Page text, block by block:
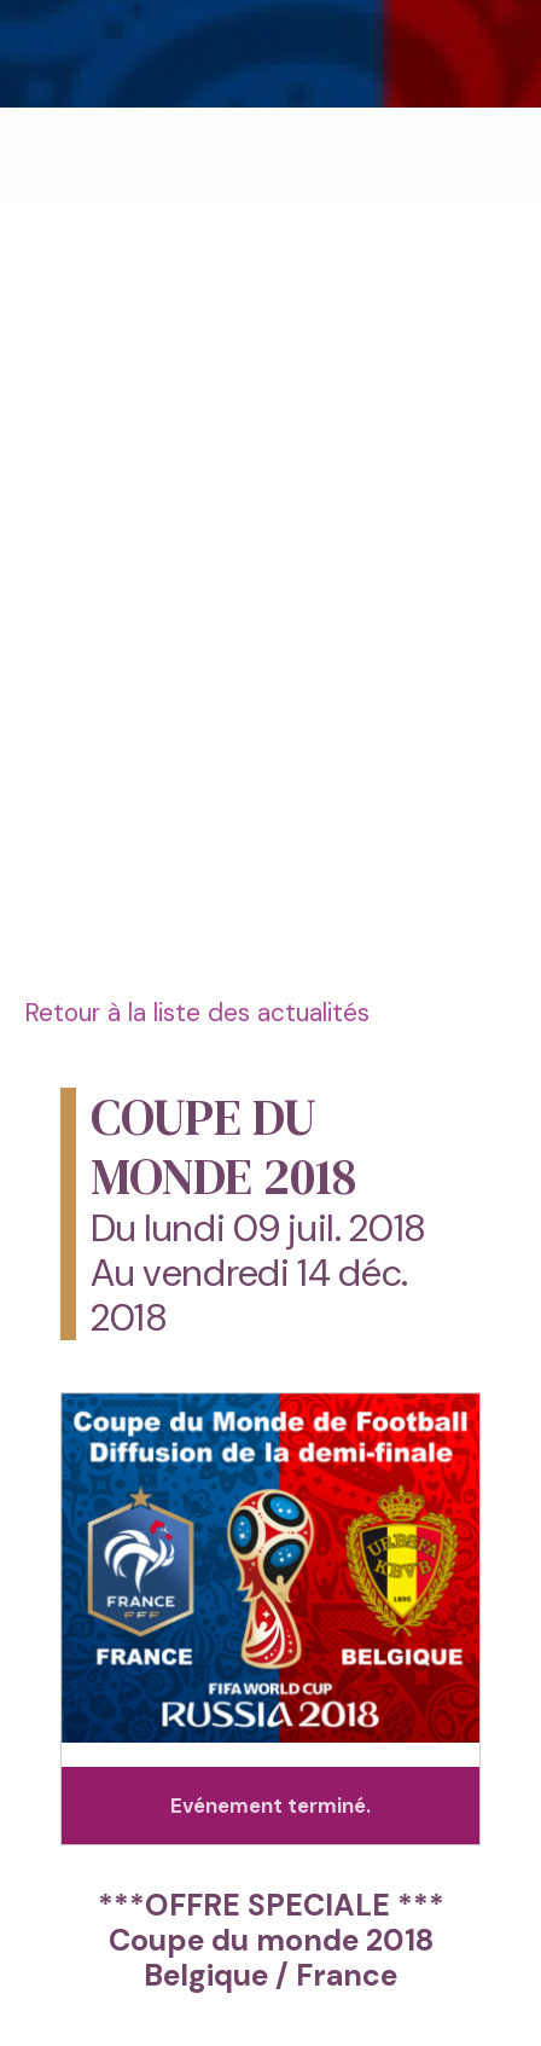
Retour à la liste des actualités
COUPE DU
MONDE 2018
Du lundi 09 juil. 2018
Au vendredi 14 déc.
2018
Evénement terminé.
***OFFRE SPECIALE ***
Coupe du monde 2018
Belgique / France